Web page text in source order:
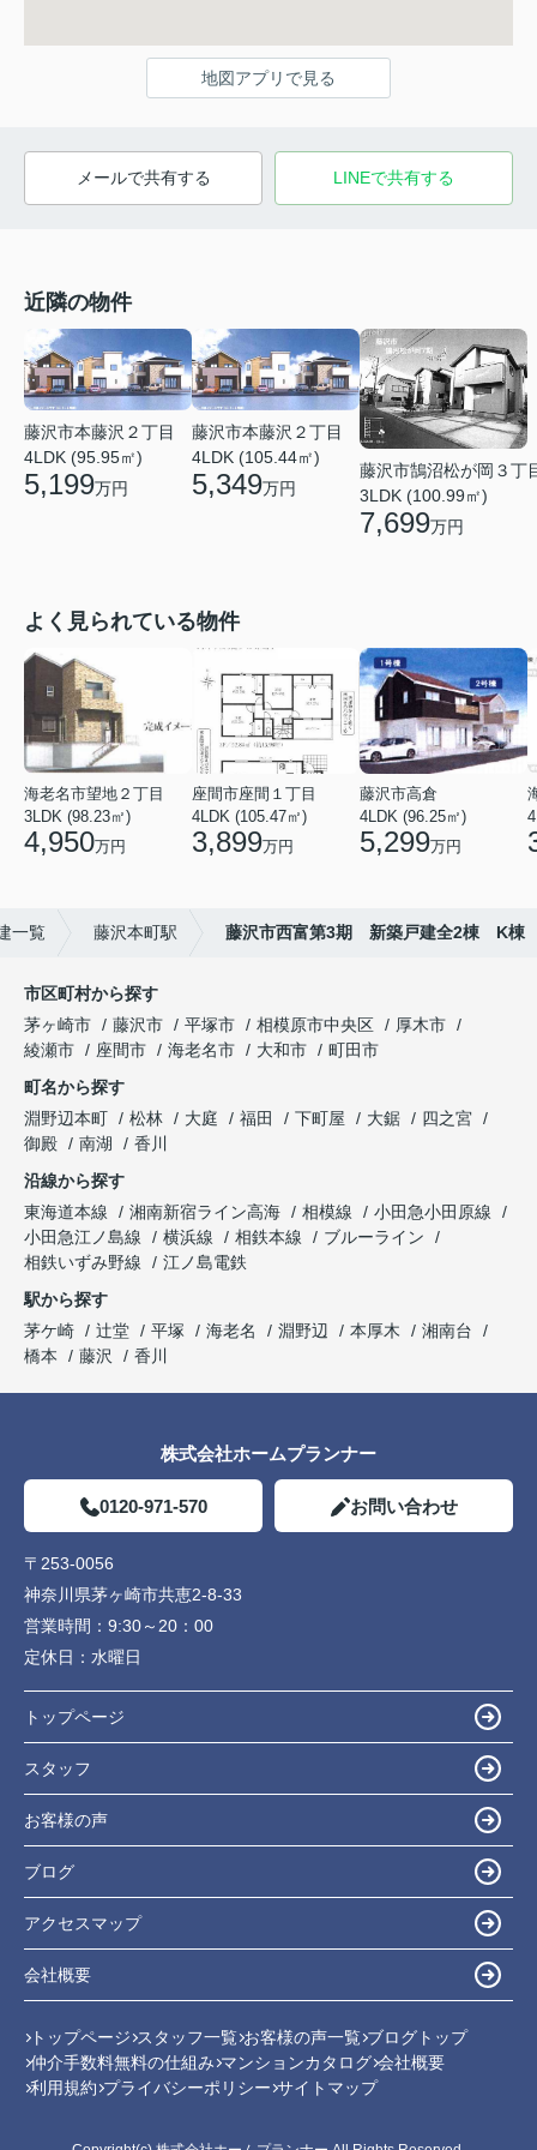
地図アプリで見る
メールで共有する LINEで共有する
近隣の物件
藤沢市本藤沢２丁目
4LDK (95.95㎡)
5,199万円
藤沢市本藤沢２丁目
4LDK (105.44㎡)
5,349万円
藤沢市鵠沼松が岡３丁
3LDK (100.99㎡)
7,699万円
よく見られている物件
海老名市望地２丁目
3LDK (98.23㎡)
4,950万円
座間市座間１丁目
4LDK (105.47㎡)
3,899万円
藤沢市高倉
4LDK (96.25㎡)
5,299万円
一覧 藤沢本町駅 藤沢市西富第3期 新築戸建全2棟 K棟
市区町村から探す
茅ヶ崎市
藤沢市 平塚市 相模原市中央区
厚木市
綾瀬市
座間市 海老名市 大和市
町田市
町名から探す
淵野辺本町
松林 大庭 福田 下町屋 大鋸
四之宮
御殿
南湖
香川
沿線から探す
東海道本線
湘南新宿ライン高海 相模線
小田急小田原線
小田急江ノ島線
横浜線 相鉄本線
ブルーライン
相鉄いずみ野線
江ノ島電鉄
駅から探す
茅ケ崎
辻堂 平塚 海老名 淵野辺 本厚木
湘南台
橋本
藤沢 香川
株式会社ホームプランナー
0120-971-570 お問い合わせ
〒253-0056
神奈川県茅ヶ崎市共恵2-8-33
営業時間： 9:30～20：00
定休日： 水曜日
トップページ
スタッフ
お客様の声
ブログ
アクセスマップ
会社概要
トップページ スタッフ一覧 お客様の声一覧 ブログトップ
仲介手数料無料の仕組み マンションカタログ 会社概要
利用規約 プライバシーポリシー サイトマップ